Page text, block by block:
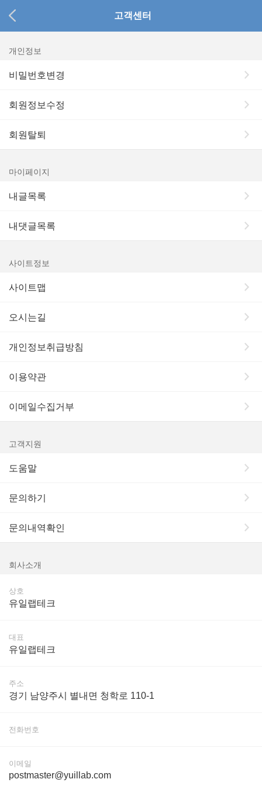
고객센터
개인정보
비밀번호변경
회원정보수정
회원탈퇴
마이페이지
내글목록
내댓글목록
사이트정보
사이트맵
오시는길
개인정보취급방침
이용약관
이메일수집거부
고객지원
도움말
문의하기
문의내역확인
회사소개
상호
유일랩테크
대표
유일랩테크
주소
경기 남양주시 별내면 청학로 110-1­
전화번호
이메일
postmaster@yuillab.com